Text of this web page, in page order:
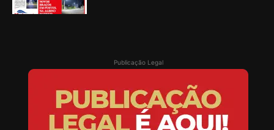
Publicação Legal